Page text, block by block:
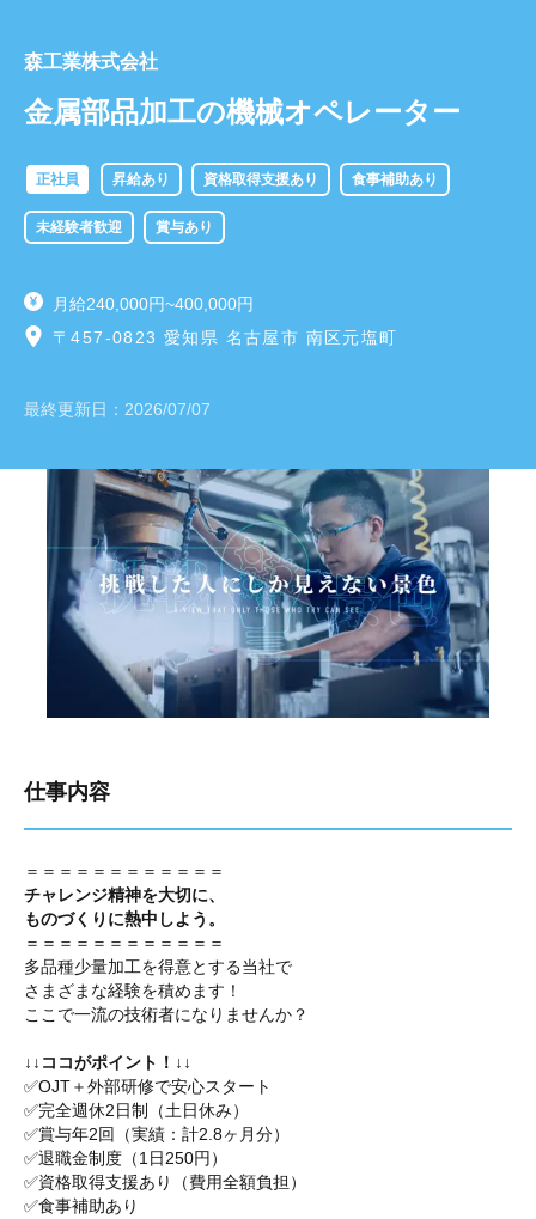
森工業株式会社
金属部品加工の機械オペレーター
正社員 昇給あり 資格取得支援あり 食事補助あり
未経験者歓迎 賞与あり
月給240,000円~400,000円
〒457-0823 愛知県 名古屋市 南区元塩町
最終更新日： 2026/07/07
仕事内容
＝＝＝＝＝＝＝＝＝＝＝＝
チャレンジ精神を大切に、
ものづくりに熱中しよう。
＝＝＝＝＝＝＝＝＝＝＝＝
多品種少量加工を得意とする当社で
さまざまな経験を積めます！
ここで一流の技術者になりませんか？
↓↓ココがポイント！↓↓
✅OJT＋外部研修で安心スタート
✅完全週休2日制（土日休み）
✅賞与年2回（実績：計2.8ヶ月分）
✅退職金制度（1日250円）
✅資格取得支援あり（費用全額負担）
✅食事補助あり